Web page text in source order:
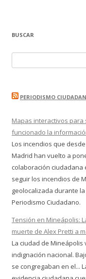
BUSCAR
PERIODISMO
Mapas interactivos para
funcionado la
Los incendios que
Madrid han vuelto a
colaboración ciudadana
seguir los incendios de
geolocalizada durante
Periodismo Ciudadano.
Tensión en Mineápolis:
muerte de Alex Pretti a
La ciudad de
indignación nacional.
se congregaban en el...